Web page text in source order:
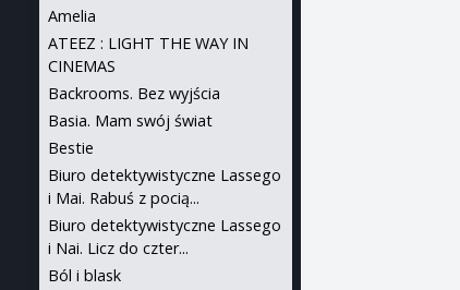
Amelia
ATEEZ : LIGHT THE WAY IN
CINEMAS
Backrooms. Bez wyjścia
Basia. Mam swój świat
Bestie
Biuro detektywistyczne Lassego
i Mai. Rabuś z pocią...
Biuro detektywistyczne Lassego
i Nai. Licz do czter...
Ból i blask